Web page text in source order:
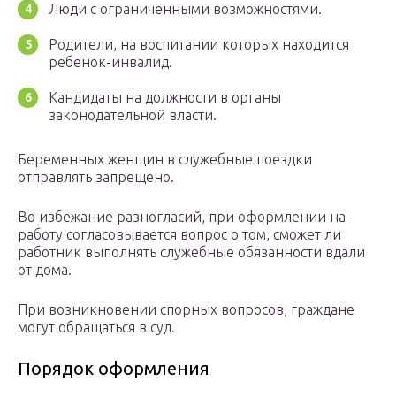
Люди с ограниченными возможностями.
Родители, на воспитании которых находится
ребенок-инвалид.
Кандидаты на должности в органы
законодательной власти.
Беременных женщин в служебные поездки
отправлять запрещено.
Во избежание разногласий, при оформлении на
работу согласовывается вопрос о том, сможет ли
работник выполнять служебные обязанности вдали
от дома.
При возникновении спорных вопросов, граждане
могут обращаться в суд.
Порядок оформления